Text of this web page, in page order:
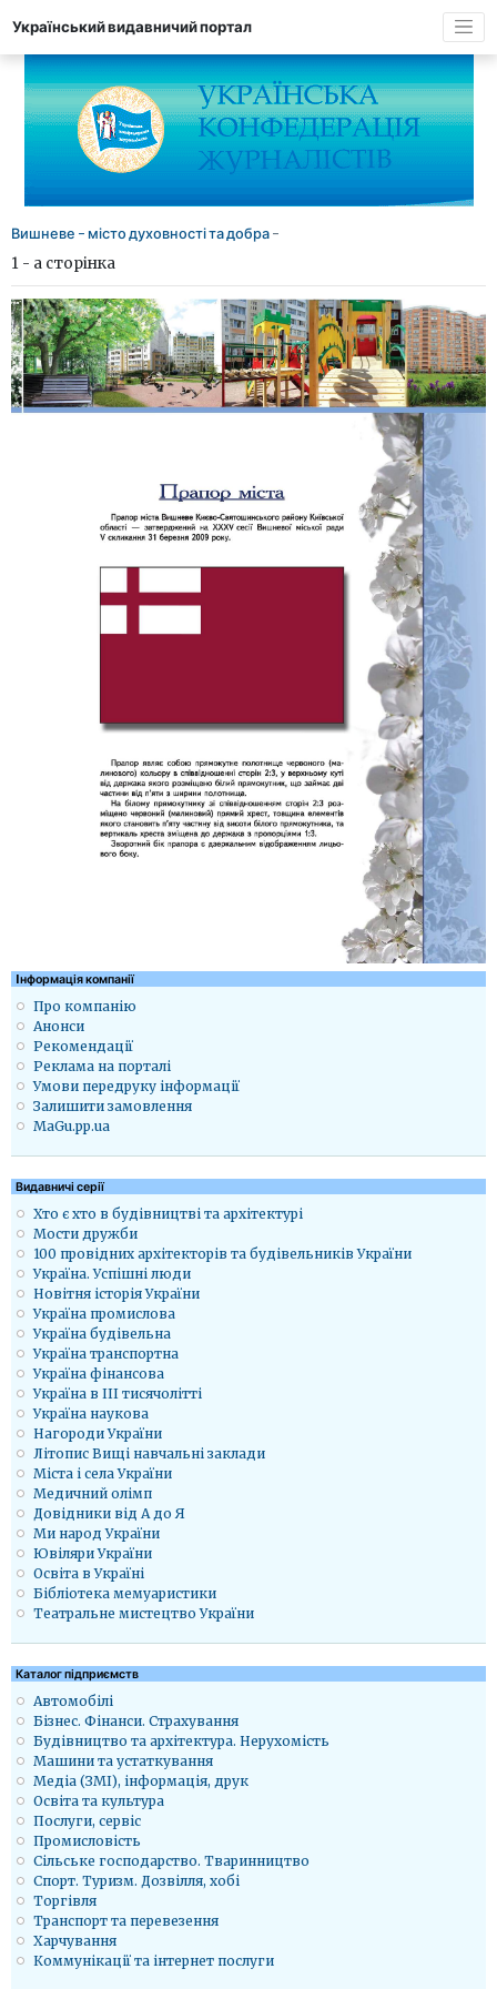
Український видавничий портал
Вишневе - місто духовності та добра-
1 - а сторінка
Iнформація компанії
Про компанію
Анонси
Рекомендації
Реклама на порталі
Умови передруку інформації
Залишити замовлення
MaGu.pp.ua
Видавничі серії
Хто є хто в будівництві та архітектурі
Мости дружби
100 провідних архітекторів та будівельників України
Україна. Успішні люди
Новітня історія України
Україна промислова
Україна будівельна
Україна транспортна
Україна фінансова
Україна в ІІІ тисячолітті
Україна наукова
Нагороди України
Літопис Вищі навчальні заклади
Міста і села України
Медичний олімп
Довідники від А до Я
Ми народ України
Ювіляри України
Освіта в Україні
Бібліотека мемуаристики
Театральне мистецтво України
Каталог підприємств
Автомобілі
Бізнес. Фінанси. Страхування
Будівництво та архітектура. Нерухомість
Машини та устаткування
Медіа (ЗМІ), інформація, друк
Освіта та культура
Послуги, сервіс
Промисловість
Сільське господарство. Тваринництво
Спорт. Туризм. Дозвілля, хобі
Торгівля
Транспорт та перевезення
Харчування
Коммунікації та інтернет послуги